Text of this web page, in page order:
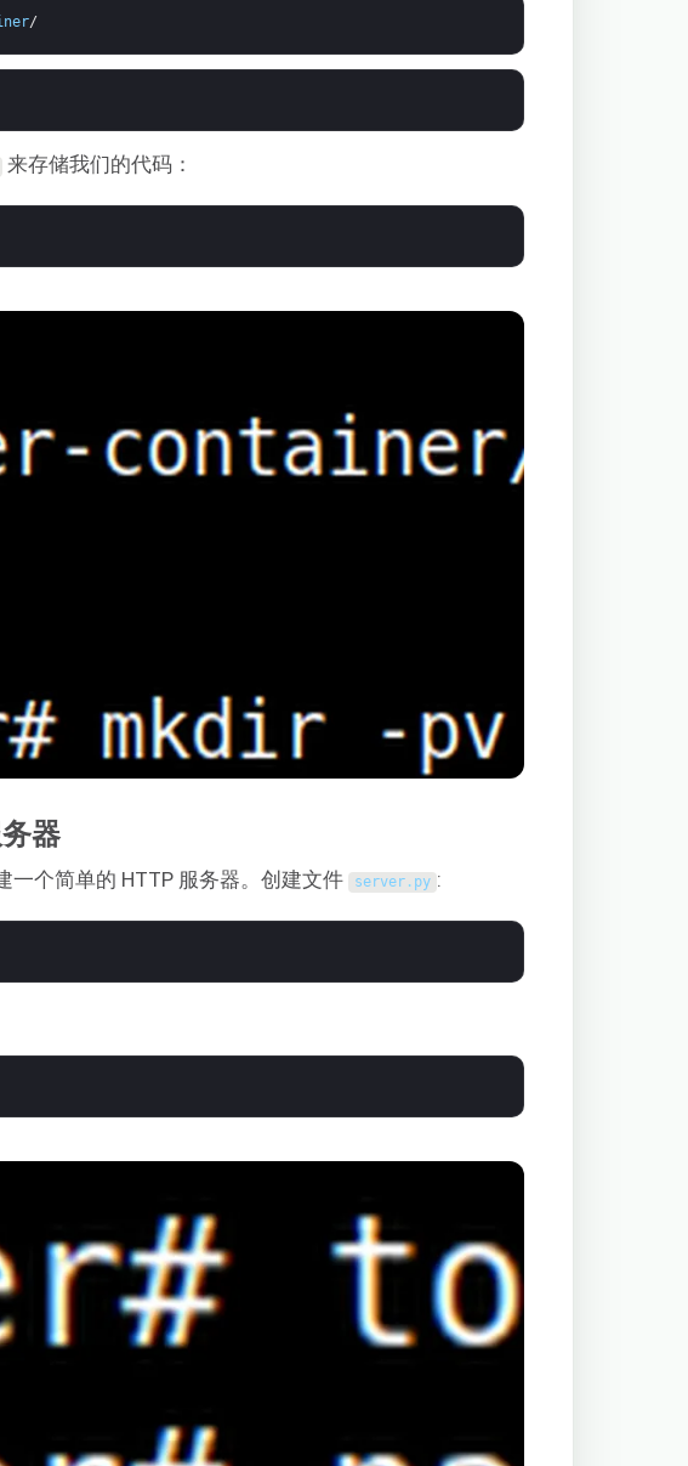
/
来存储我们的代码：
器
一个简单的 HTTP 服务器。创建文件 server . py :